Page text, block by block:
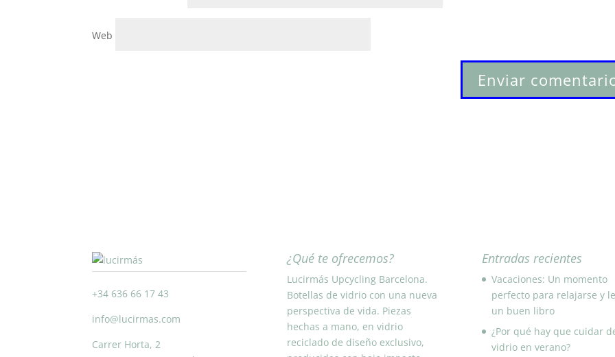
Web
+34 636 66 17 43
info@lucirmas.com
Carrer Horta, 2
¿Qué te ofrecemos?
Lucirmás Upcycling Barcelona.
Botellas de vidrio con una nueva
perspectiva de vida. Piezas
hechas a mano, en vidrio
reciclado de diseño exclusivo,
Entradas recientes
Vacaciones: Un momento
perfecto para relajarse y
un buen libro
¿Por qué hay que cuidar
vidrio en verano?